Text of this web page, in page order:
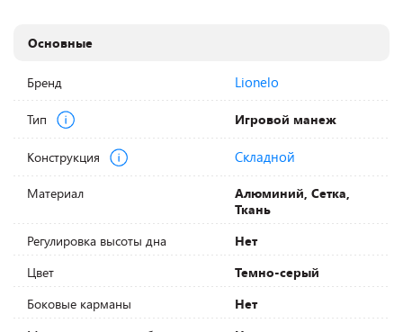
Основные
Бренд Lionelo
Тип Игровой манеж
Конструкция Складной
Материал
Алюминий, Сетка,
Ткань
Регулировка высоты дна
Нет
Цвет
Темно-серый
Боковые карманы
Нет